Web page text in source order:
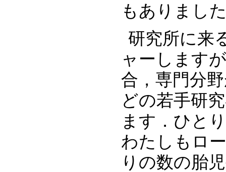
もありまし
研究所に来
ャーします
合，専門分
どの若手研
ます．ひと
わたしもロ
りの数の胎